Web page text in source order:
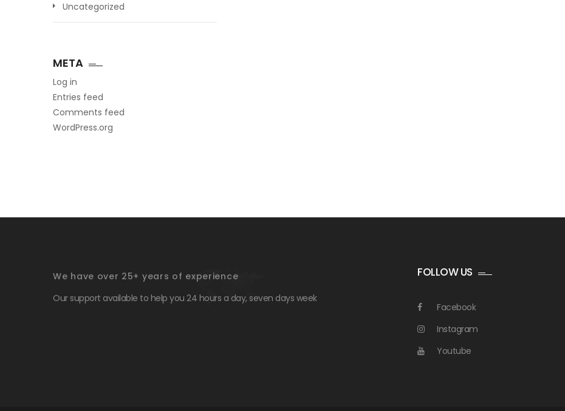
Uncategorized
META
Log in
Entries feed
Comments feed
WordPress.org
We have over 25+ years of experience
Our support available to help you 24 hours a day, seven days week
FOLLOW US
Facebook
Instagram
Youtube